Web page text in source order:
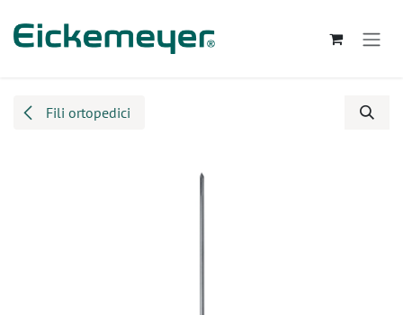
Fili ortopedici